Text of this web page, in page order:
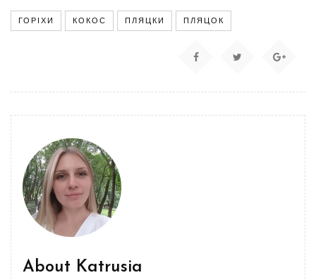
ГОРІХИ КОКОС ПЛЯЦКИ ПЛЯЦОК
About Katrusia